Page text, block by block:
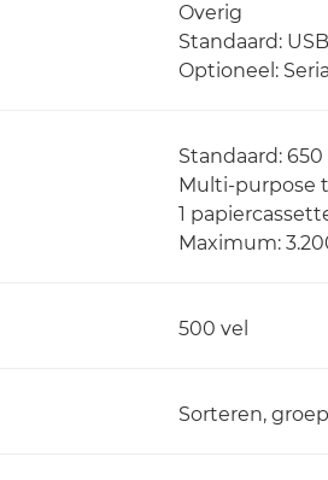
Overig
Standaard:
Optioneel:
Standaard: 650
Multi-purpose
1
Maximum:
500 vel
Sorteren,